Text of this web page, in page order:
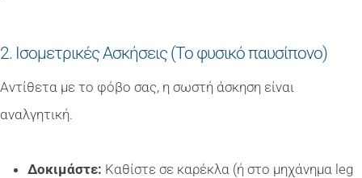
2. Ισομετρικές Ασκήσεις (Το φυσικό παυσίπονο)
Αντίθετα με το φόβο σας, η σωστή άσκηση είναι
αναλγητική.
Δοκιμάστε: Καθίστε σε καρέκλα (ή στο μηχάνημα leg